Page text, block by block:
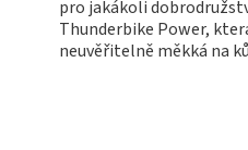
pro jakákoli
Thunderbike Power,
neuvěřitelně měkká na